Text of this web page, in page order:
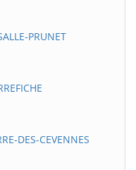
PRUNET
DES-CEVENNES